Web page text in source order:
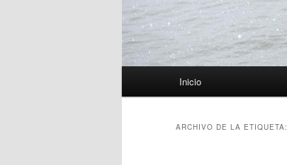
Inicio
ARCHIVO DE LA ETIQUETA: